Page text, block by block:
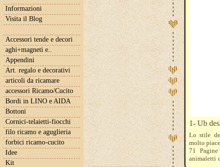
Informazioni
Visita il Blog
Accessori tende e decori
aghi+magneti e..
Appendini
Art. regalo e decorativi
articoli da ricamare
accessori Ricamo/Cucito
Bordi in LINO e AIDA
Bottoni
Cornici-telaietti-fiocchi
filo ricamo e aguglieria
forbici ricamo-cucito
Idee
Kit
1- Ub
Lo stile
molto
71
animaletti